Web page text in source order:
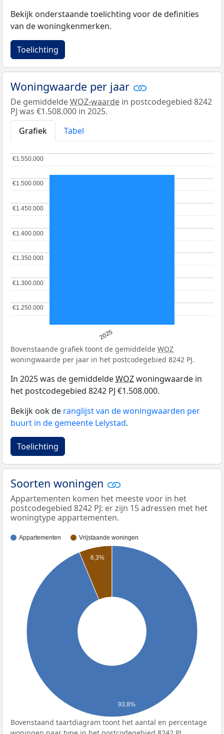
Bekijk onderstaande toelichting voor de definities
van de woningkenmerken.
Toelichting
Woningwaarde per jaar
De gemiddeldeWOZ-waarde in postcodegebied 8242
PJ was €1.508.000 in 2025.
Grafiek
Tabel
2025
€1.250.000
€1.250.000
€1.300.000
€1.300.000
€1.350.000
€1.350.000
€1.400.000
€1.400.000
€1.450.000
€1.450.000
€1.500.000
€1.500.000
€1.550.000
€1.550.000
Bovenstaande grafiek toont de gemiddelde WOZ
woningwaarde per jaar in het postcodegebied 8242 PJ.
In 2025 was de gemiddeldeWOZwoningwaarde in
het postcodegebied 8242 PJ €1.508.000.
Bekijk ook de ranglijst van de woningwaarden per
buurt in de gemeente Lelystad.
Toelichting
Soorten woningen
Appartementen komen het meeste voor in het
postcodegebied 8242 PJ: er zijn 15 adressen met het
woningtype appartementen.
Appartementen Vrijstaande woningen
6,3%
93,8%
Bovenstaand taartdiagram toont het aantal en percentage